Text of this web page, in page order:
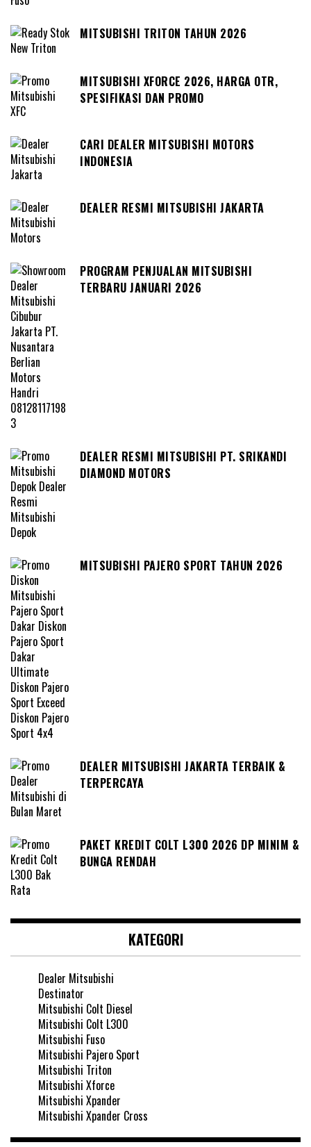
MITSUBISHI TRITON TAHUN 2026
MITSUBISHI XFORCE 2026, HARGA OTR,
SPESIFIKASI DAN PROMO
CARI DEALER MITSUBISHI MOTORS
INDONESIA
DEALER RESMI MITSUBISHI JAKARTA
PROGRAM PENJUALAN MITSUBISHI
TERBARU JANUARI 2026
DEALER RESMI MITSUBISHI PT. SRIKANDI
DIAMOND MOTORS
MITSUBISHI PAJERO SPORT TAHUN 2026
DEALER MITSUBISHI JAKARTA TERBAIK &
TERPERCAYA
PAKET KREDIT COLT L300 2026 DP MINIM &
BUNGA RENDAH
KATEGORI
Dealer Mitsubishi
Destinator
Mitsubishi Colt Diesel
Mitsubishi Colt L300
Mitsubishi Fuso
Mitsubishi Pajero Sport
Mitsubishi Triton
Mitsubishi Xforce
Mitsubishi Xpander
Mitsubishi Xpander Cross